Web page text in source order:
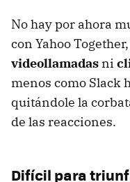
No hay por ahora
con Yahoo
videollamadas ni
menos como Slack
quitándole la
de las reacciones.
Difícil para